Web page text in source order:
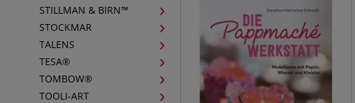
STILLMAN & BIRN™
STOCKMAR
TALENS
TESA®
TOMBOW®
TOOLI-ART